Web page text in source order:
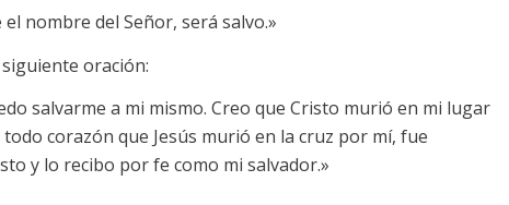
nombre del Señor, será salvo.»
oración:
salvarme a mi mismo. Creo que Cristo murió en mi lugar
corazón que Jesús murió en la cruz por mí, fue
y lo recibo por fe como mi salvador.»